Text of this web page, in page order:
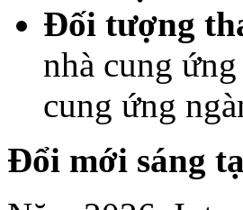
Đối tượng
nhà cung
cung ứng
Đổi mới sáng